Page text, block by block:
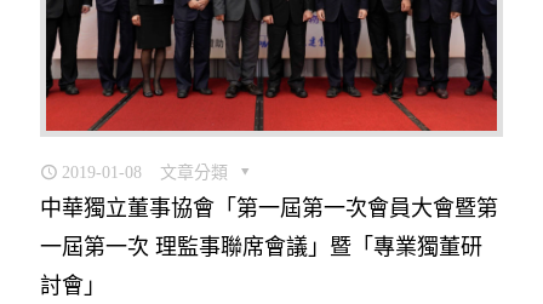
2019-01-08 文章分類
中華獨立董事協會「第一屆第一次會員大會暨第
一屆第一次 理監事聯席會議」暨「專業獨董研
討會」